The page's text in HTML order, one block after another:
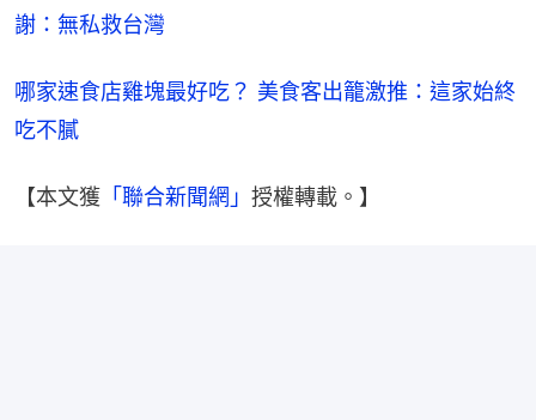
謝：無私救台灣
哪家速食店雞塊最好吃？ 美食客出籠激推：這家始終
吃不膩
【本文獲 「聯合新聞網」 授權轉載。】